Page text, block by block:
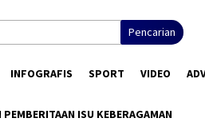
Pencarian
INFOGRAFIS SPORT VIDEO
PEMBERITAAN ISU KEBERAGAMAN